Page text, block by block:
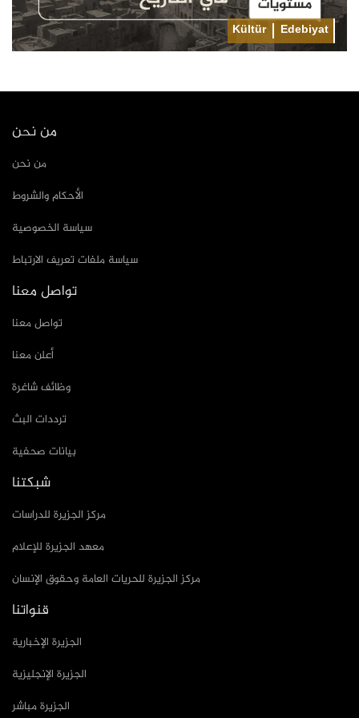
Kültür Edebiyat
من نحن
من نحن
الأحكام والشروط
سياسة الخصوصية
سياسة ملفات تعريف الارتباط
تواصل معنا
تواصل معنا
أعلن معنا
وظائف شاغرة
ترددات البث
بيانات صحفية
شبكتنا
مركز الجزيرة للدراسات
معهد الجزيرة للإعلام
مركز الجزيرة للحريات العامة وحقوق الإنسان
قنواتنا
الجزيرة الإخبارية
الجزيرة الإنجليزية
الجزيرة مباشر